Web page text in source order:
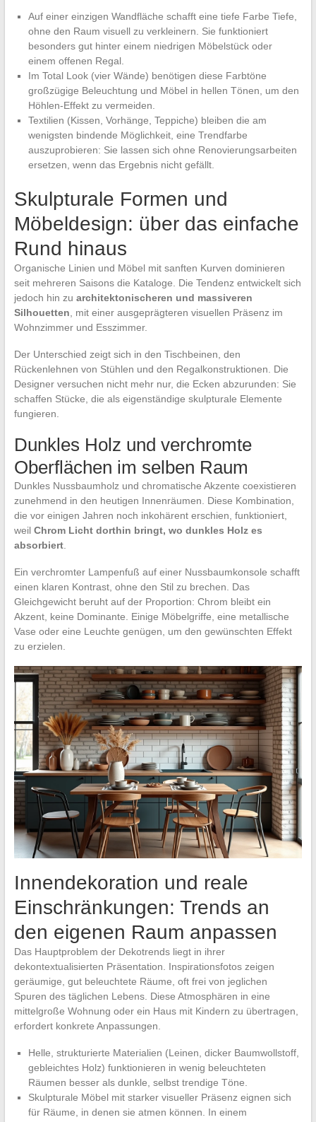
Auf einer einzigen Wandfläche schafft eine tiefe Farbe Tiefe,
ohne den Raum visuell zu verkleinern. Sie funktioniert
besonders gut hinter einem niedrigen Möbelstück oder
einem offenen Regal.
Im Total Look (vier Wände) benötigen diese Farbtöne
großzügige Beleuchtung und Möbel in hellen Tönen, um den
Höhlen-Effekt zu vermeiden.
Textilien (Kissen, Vorhänge, Teppiche) bleiben die am
wenigsten bindende Möglichkeit, eine Trendfarbe
auszuprobieren: Sie lassen sich ohne Renovierungsarbeiten
ersetzen, wenn das Ergebnis nicht gefällt.
Skulpturale Formen und
Möbeldesign: über das einfache
Rund hinaus
Organische Linien und Möbel mit sanften Kurven dominieren
seit mehreren Saisons die Kataloge. Die Tendenz entwickelt sich
jedoch hin zu architektonischeren und massiveren
Silhouetten , mit einer ausgeprägteren visuellen Präsenz im
Wohnzimmer und Esszimmer.
Der Unterschied zeigt sich in den Tischbeinen, den
Rückenlehnen von Stühlen und den Regalkonstruktionen. Die
Designer versuchen nicht mehr nur, die Ecken abzurunden: Sie
schaffen Stücke, die als eigenständige skulpturale Elemente
fungieren.
Dunkles Holz und verchromte
Oberflächen im selben Raum
Dunkles Nussbaumholz und chromatische Akzente coexistieren
zunehmend in den heutigen Innenräumen. Diese Kombination,
die vor einigen Jahren noch inkohärent erschien, funktioniert,
weil Chrom Licht dorthin bringt, wo dunkles Holz es
absorbiert.
Ein verchromter Lampenfuß auf einer Nussbaumkonsole schafft
einen klaren Kontrast, ohne den Stil zu brechen. Das
Gleichgewicht beruht auf der Proportion: Chrom bleibt ein
Akzent, keine Dominante. Einige Möbelgriffe, eine metallische
Vase oder eine Leuchte genügen, um den gewünschten Effekt
zu erzielen.
Innendekoration und reale
Einschränkungen: Trends an
den eigenen Raum anpassen
Das Hauptproblem der Dekotrends liegt in ihrer
dekontextualisierten Präsentation. Inspirationsfotos zeigen
geräumige, gut beleuchtete Räume, oft frei von jeglichen
Spuren des täglichen Lebens. Diese Atmosphären in eine
mittelgroße Wohnung oder ein Haus mit Kindern zu übertragen,
erfordert konkrete Anpassungen.
Helle, strukturierte Materialien (Leinen, dicker Baumwollstoff,
gebleichtes Holz) funktionieren in wenig beleuchteten
Räumen besser als dunkle, selbst trendige Töne.
Skulpturale Möbel mit starker visueller Präsenz eignen sich
für Räume, in denen sie atmen können. In einem